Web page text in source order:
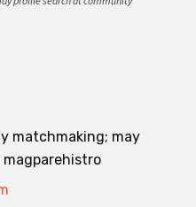
matchmaking; may
magparehistro